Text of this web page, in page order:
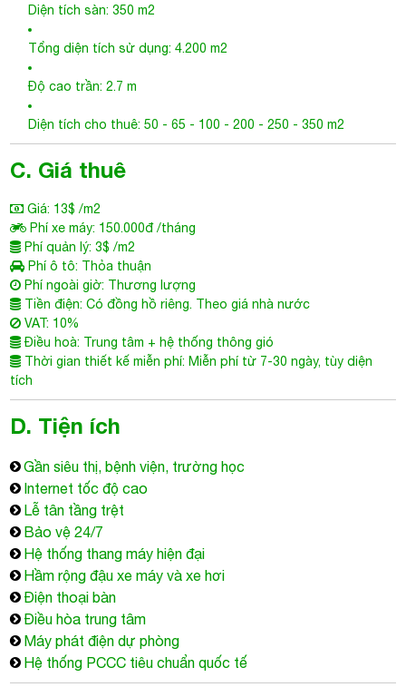
C. Giá thuê
Giá: 13$ /m2
Phí xe máy: 150.000đ /tháng
Phí quản lý: 3$ /m2
Phí ô tô: Thỏa thuận
Phí ngoài giờ: Thương lượng
Điều hoà: Trung tâm + hệ thống thông gió
tích
D. Tiện ích
Gần siêu thị, bệnh viện, trường học
Internet tốc độ cao
Lễ tân tầng trệt
Bảo vệ 24/7
Hệ thống thang máy hiện đại
Điện thoại bàn
Máy phát điện dự phòng
Hệ thống PCCC tiêu chuẩn quốc tế
E. Thông tin tòa nhà
Tòa nhà văn phòng cho thuê Quận 10
Building được xếp hạng C+ với kết cấu như sau:
2 hầm đậu xe rộng rãi đủ đậu cho toàn bộ xe máy và oto khối
văn phòng.